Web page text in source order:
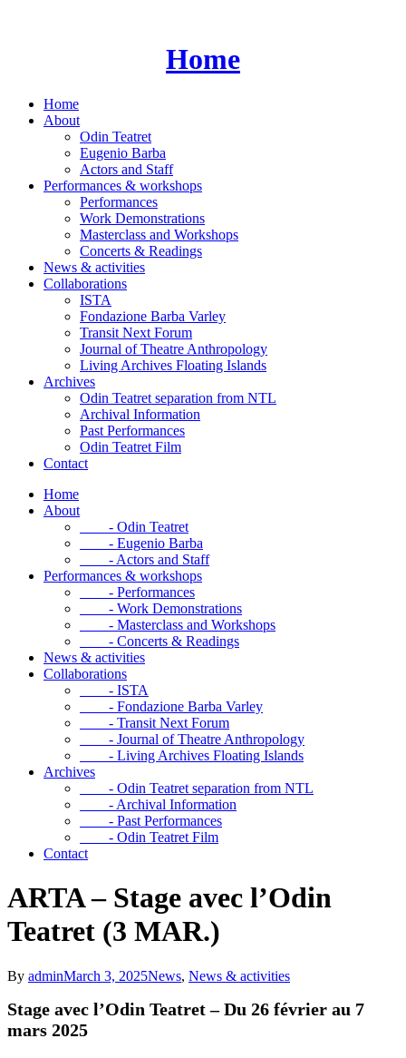
Home
Home
About
Odin Teatret
Eugenio Barba
Actors and Staff
Performances & workshops
Performances
Work Demonstrations
Masterclass and Workshops
Concerts & Readings
News & activities
Collaborations
ISTA
Fondazione Barba Varley
Transit Next Forum
Journal of Theatre Anthropology
Living Archives Floating Islands
Archives
Odin Teatret separation from NTL
Archival Information
Past Performances
Odin Teatret Film
Contact
Home
About
- Odin Teatret
- Eugenio Barba
- Actors and Staff
Performances & workshops
- Performances
- Work Demonstrations
- Masterclass and Workshops
- Concerts & Readings
News & activities
Collaborations
- ISTA
- Fondazione Barba Varley
- Transit Next Forum
- Journal of Theatre Anthropology
- Living Archives Floating Islands
Archives
- Odin Teatret separation from NTL
- Archival Information
- Past Performances
- Odin Teatret Film
Contact
ARTA – Stage avec l’Odin
Teatret (3 MAR.)
By adminMarch 3, 2025News, News & activities
Stage avec l’Odin Teatret – Du 26 février au 7
mars 2025